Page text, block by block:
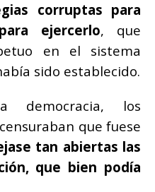
corruptas para
ejercerlo, que
en el sistema
sido establecido.
democracia, los
que fuese
tan abiertas las
que bien podía